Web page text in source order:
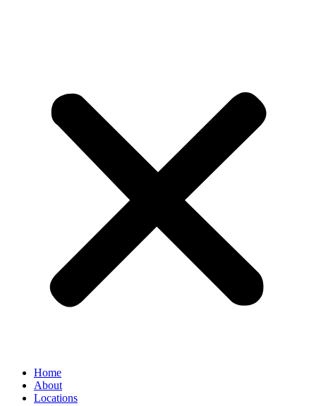
Home
About
Locations